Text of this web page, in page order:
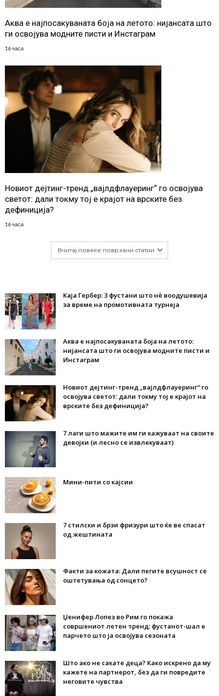
Аква е најпосакуваната боја на летото: нијансата што
ги освојува модните писти и Инстаграм
16 часа
Новиот дејтинг-тренд „вајлдфлауеринг“ го освојува
светот: дали токму тој е крајот на врските без
дефиниција?
16 часа
Вчитај повеќе поврзани статии
Каја Гербер: 3 фустани што нè воодушевија
за време на промотивната турнеја
Аква е најпосакуваната боја на летото:
нијансата што ги освојува модните писти и
Инстаграм
Новиот дејтинг-тренд „вајлдфлауеринг“ го
освојува светот: дали токму тој е крајот на
врските без дефиниција?
7 лаги што мажите им ги кажуваат на своите
девојки (и лесно се извлекуваат)
Мини-пити со кајсии
7 стилски и брзи фризури што ќе ве спасат
од жештината
Факти за кожата: Дали пегите всушност се
оштетувања од сонцето?
Џенифер Лопез во Рим го покажа
совршениот летен тренд: фустанот-шал е
парчето што ја освојува сезоната
Што ако не сакате деца? Како искрено да му
кажете на партнерот, без да ги повредите
неговите чувства